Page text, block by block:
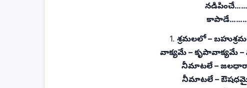
1. శ్రమలలో –
వాక్యమే – కృపావాక్యమే –
నీమాటలే – జలధారాలై
నీమాటలే – ఔషధమై